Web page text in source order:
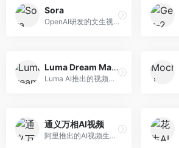
Sora
OpenAI研发的文生视频大模型，可根据文字描述生成长达60秒的高清视频。面向影视创作者、广告从业者和内容生产者，视频连贯性强，物理世界理解准确，代表了AI视频生成的最高水平。
Luma Dream Machine
Luma AI推出的视频生成工具，专注于高质量视频创作。面向影视创作者和内容生产者，支持文生视频、图生视频，视频质量高，物理运动流畅自然。
通义万相AI视频
阿里推出的AI视频生成服务，整合图像与视频创作能力。面向电商和营销从业者，支持商品视频生成、营销视频制作等服务，商业应用场景丰富。